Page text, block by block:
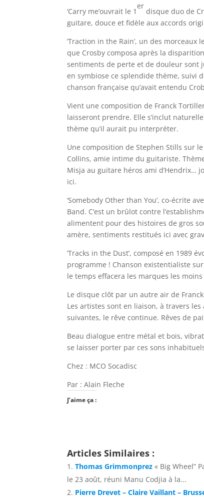
‘Carry me’ouvrait le 1
er
disque duo de
guitare, douce et fidèle aux accords
‘Traction in the Rain’, un des
que Crosby composa après la
sentiments de perte et de douleur sont
en symbiose ce splendide thème, suivi
chanson française qu’avait entendu
Vient une composition de Franck
laisseront prendre. Elle s’inclut
thème qu’il aurait pu interpréter.
Une composition de Stephen Stills sur le
Collins, amie intime du guitariste.
Misja au guitare héros ami d’Hendrix…
ici.
‘Somebody Other than You’, co-écrite
Band. C’est un brûlot contre
alimentent pour des histoires de gros
amère, sentiments restitués ici avec
‘Tracks in the Dust’, composé en 1989
programme ! Chanson existentialiste
le temps effacera les marques les
Le disque clôt par un autre air de
Les artistes sont en liaison, à travers les
suivantes, le rêve continue. Rêves de
Beau dialogue entre métal et bois,
se laisser porter par ces sons
Chez : MCO Socadisc
Par : Alain Fleche
J’aime ça :
Articles Similaires :
Thomas Grimmonprez « Big Wheel”
le 23 août, réuni Manu Codjia à la...
Pierre Drevet – Claire Vaillant –